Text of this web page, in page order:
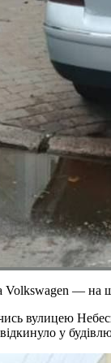
Volkswagen — на
вулицею
у